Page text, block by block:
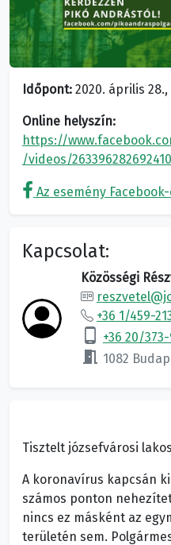
Időpont: 2020. április
Online helyszín:
https://
/videos/
Az esemény
Kapcsolat:
Közösségi
+36 1/459-
phone_android +36 20/
meeting_room 1082
Tisztelt józsefvárosi
A koronavírus kapcsán
számos ponton
nincs ez másként az
területén sem.